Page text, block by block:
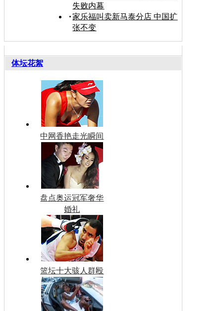
失败内幕
家乐福叫卖新马泰分店 中国扩
张不变
体坛花絮
中网香艳走光瞬间
盘点奥运冠军奢华
婚礼
篮坛十大骇人群殴